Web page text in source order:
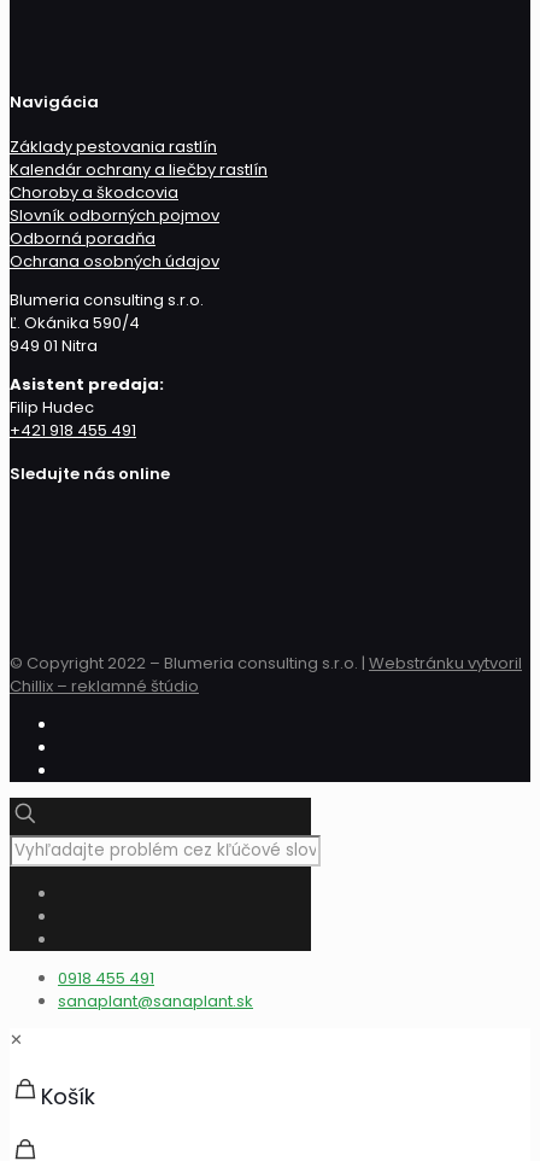
Navigácia
Základy pestovania rastlín
Kalendár ochrany a liečby rastlín
Choroby a škodcovia
Slovník odborných pojmov
Odborná poradňa
Ochrana osobných údajov
Blumeria consulting s.r.o.
Ľ. Okánika 590/4
949 01 Nitra
Asistent predaja:
Filip Hudec
+421 918 455 491
Sledujte nás online
© Copyright 2022 – Blumeria consulting s.r.o. | Webstránku vytvoril
Chillix – reklamné štúdio
0918 455 491
sanaplant@sanaplant.sk
✕
Košík